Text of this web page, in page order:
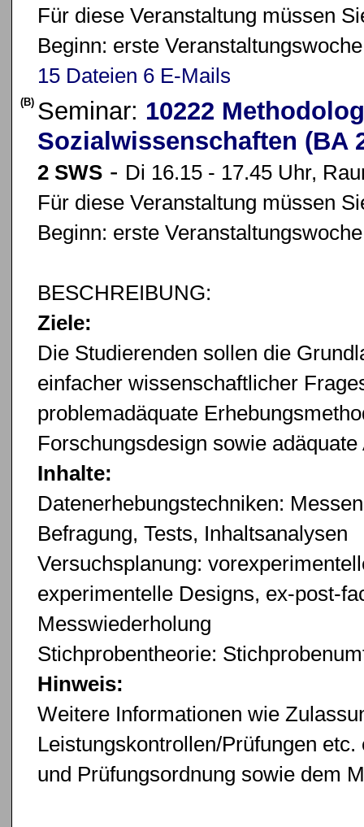
Für diese Veranstaltung müssen
Beginn: erste Veranstaltungswoche
15 Dateien 6 E-Mails
(B) Seminar: 10222
Sozialwissenschaften (BA
2 SWS - Di 16.15 - 17.45 Uhr,
Für diese Veranstaltung müssen
Beginn: erste Veranstaltungswoche
BESCHREIBUNG:
Ziele:
Die Studierenden sollen die
einfacher wissenschaftlicher
problemadäquate
Forschungsdesign sowie
Inhalte:
Datenerhebungstechniken:
Befragung, Tests, Inhaltsanalysen
Versuchsplanung:
experimentelle Designs, ex-post-
Messwiederholung
Stichprobentheorie:
Hinweis:
Weitere Informationen wie
Leistungskontrollen/Prüfungen
und Prüfungsordnung sowie dem